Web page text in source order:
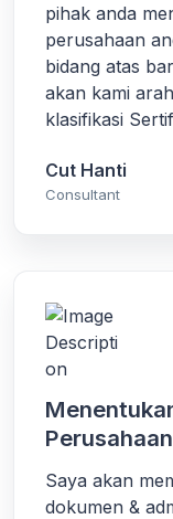
pihak anda
perusahaan
bidang atas
akan kami
klasifikasi
Cut Hanti
Consultant
Perusahaan
Saya akan
dokumen &